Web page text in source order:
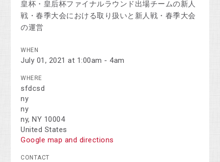
皇杯・皇后杯ファイナルラウンド出場チームの新人
戦・春季大会における取り扱いと新人戦・春季大会
の運営
WHEN
July 01, 2021 at 1:00am - 4am
WHERE
sfdcsd
ny
ny
ny, NY 10004
United States
Google map and directions
CONTACT